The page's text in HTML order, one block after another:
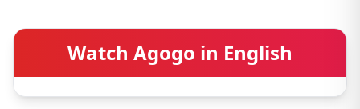
Watch Agogo in English